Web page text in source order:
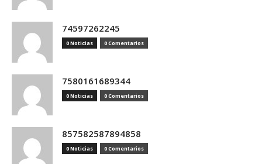
74597262245
0 Noticias 0 Comentarios
7580161689344
0 Noticias 0 Comentarios
857582587894858
0 Noticias 0 Comentarios